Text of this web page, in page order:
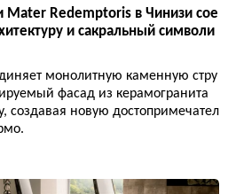
Redemptoris в Чинизи сое
и сакральный символи
монолитную каменную стру
фасад из керамогранита
создавая новую достопримечател